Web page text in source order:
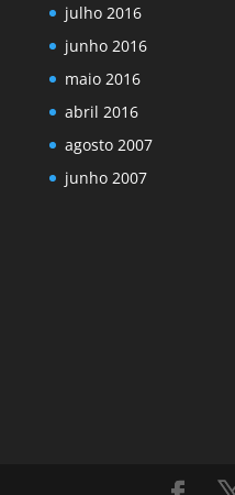
julho 2016
junho 2016
maio 2016
abril 2016
agosto 2007
junho 2007